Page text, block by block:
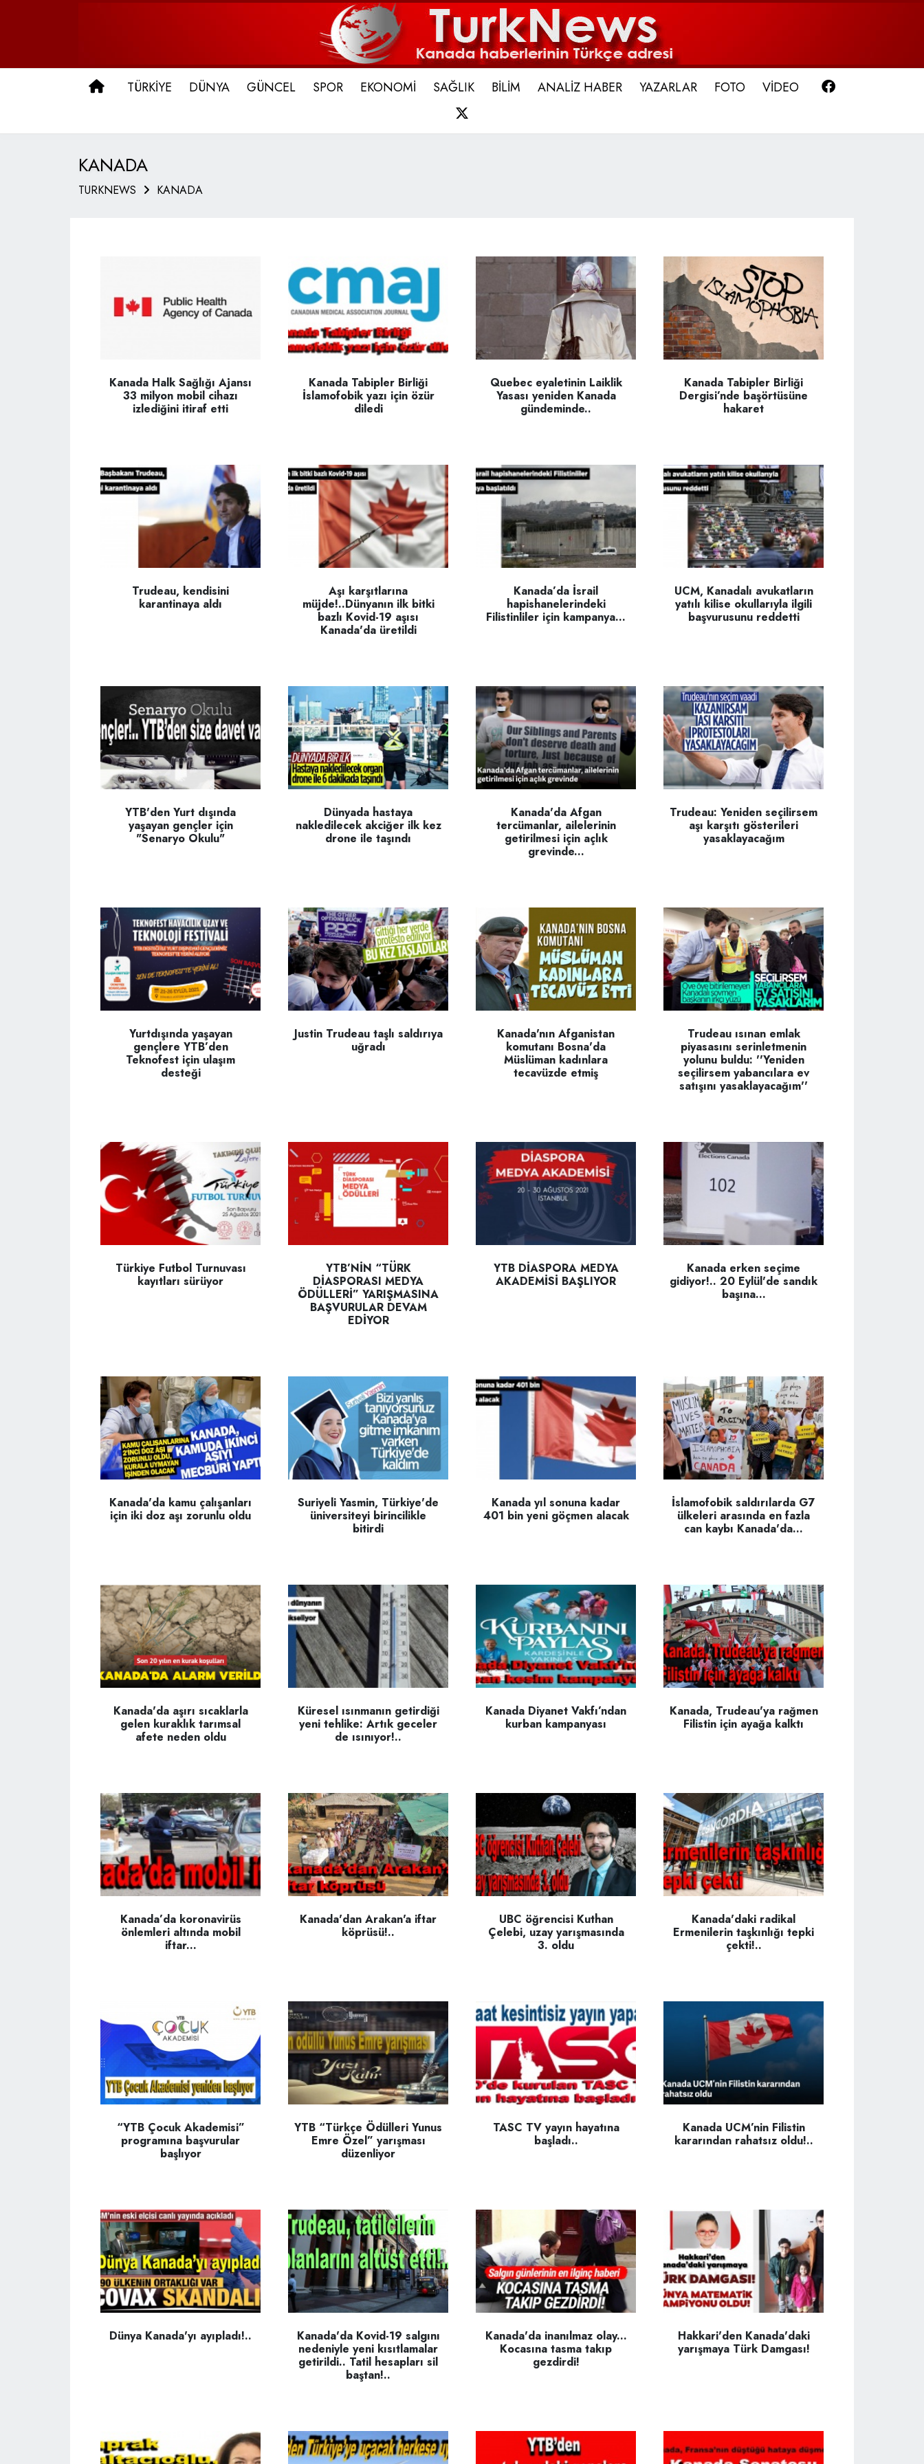
ANA SAYFA
TÜRKİYE DÜNYA GÜNCEL SPOR EKONOMİ SAĞLIK BİLİM ANALİZ HABER YAZARLAR FOTO VİDEO
KANADA
TURKNEWS KANADA
Kanada Halk Sağlığı Ajansı
33 milyon mobil cihazı
izlediğini itiraf etti
Kanada Tabipler Birliği
İslamofobik yazı için özür
diledi
Quebec eyaletinin Laiklik
Yasası yeniden Kanada
gündeminde..
Kanada Tabipler Birliği
Dergisi’nde başörtüsüne
hakaret
Trudeau, kendisini
karantinaya aldı
Aşı karşıtlarına
müjde!..Dünyanın ilk bitki
bazlı Kovid-19 aşısı
Kanada'da üretildi
Kanada’da İsrail
hapishanelerindeki
Filistinliler için kampanya...
UCM, Kanadalı avukatların
yatılı kilise okullarıyla ilgili
başvurusunu reddetti
YTB'den Yurt dışında
yaşayan gençler için
"Senaryo Okulu"
Dünyada hastaya
nakledilecek akciğer ilk kez
drone ile taşındı
Kanada'da Afgan
tercümanlar, ailelerinin
getirilmesi için açlık
grevinde...
Trudeau: Yeniden seçilirsem
aşı karşıtı gösterileri
yasaklayacağım
Yurtdışında yaşayan
gençlere YTB’den
Teknofest için ulaşım
desteği
Justin Trudeau taşlı saldırıya
uğradı
Kanada'nın Afganistan
komutanı Bosna'da
Müslüman kadınlara
tecavüzde etmiş
Trudeau ısınan emlak
piyasasını serinletmenin
yolunu buldu: ''Yeniden
seçilirsem yabancılara ev
satışını yasaklayacağım''
Türkiye Futbol Turnuvası
kayıtları sürüyor
YTB’NİN “TÜRK
DİASPORASI MEDYA
ÖDÜLLERİ” YARIŞMASINA
BAŞVURULAR DEVAM
EDİYOR
YTB DİASPORA MEDYA
AKADEMİSİ BAŞLIYOR
Kanada erken seçime
gidiyor!.. 20 Eylül'de sandık
başına...
Kanada'da kamu çalışanları
için iki doz aşı zorunlu oldu
Suriyeli Yasmin, Türkiye'de
üniversiteyi birincilikle
bitirdi
Kanada yıl sonuna kadar
401 bin yeni göçmen alacak
İslamofobik saldırılarda G7
ülkeleri arasında en fazla
can kaybı Kanada'da...
Kanada'da aşırı sıcaklarla
gelen kuraklık tarımsal
afete neden oldu
Küresel ısınmanın getirdiği
yeni tehlike: Artık geceler
de ısınıyor!..
Kanada Diyanet Vakfı’ndan
kurban kampanyası
Kanada, Trudeau'ya rağmen
Filistin için ayağa kalktı
Kanada’da koronavirüs
önlemleri altında mobil
iftar...
Kanada'dan Arakan'a iftar
köprüsü!..
UBC öğrencisi Kuthan
Çelebi, uzay yarışmasında
3. oldu
Kanada'daki radikal
Ermenilerin taşkınlığı tepki
çekti!..
“YTB Çocuk Akademisi”
programına başvurular
başlıyor
YTB “Türkçe Ödülleri Yunus
Emre Özel” yarışması
düzenliyor
TASC TV yayın hayatına
başladı..
Kanada UCM’nin Filistin
kararından rahatsız oldu!..
Dünya Kanada'yı ayıpladı!..
Kanada'da Kovid-19 salgını
nedeniyle yeni kısıtlamalar
getirildi.. Tatil hesapları sil
baştan!..
Kanada'da inanılmaz olay...
Kocasına tasma takıp
gezdirdi!
Hakkari'den Kanada'daki
yarışmaya Türk Damgası!